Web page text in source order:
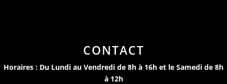
CONTACT
Horaires : Du Lundi au Vendredi de 8h à 16h et le Samedi de 8h
à 12h